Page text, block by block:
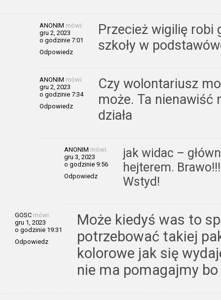
ANONIM mówi:
gru 2, 2023
o godzinie 7:01
Odpowiedz
Przecież wigilię robi
szkoły w
ANONIM mówi:
gru 2, 2023
o godzinie 7:34
Odpowiedz
Czy wolontariusz
może. Ta nienawiść
działa
ANONIM mówi:
gru 3, 2023
o godzinie 9:56
Odpowiedz
jak widac –
hejterem.
Wstyd!
GOSC mówi:
gru 1, 2023
o godzinie 19:31
Odpowiedz
Może kiedyś was to
potrzebować takiej
kolorowe jak się
nie ma pomagajmy